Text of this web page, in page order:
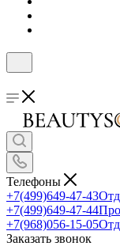
Телефоны
+7(499)649-47-43
+7(499)649-47-44
+7(968)056-15-05
Заказать звонок